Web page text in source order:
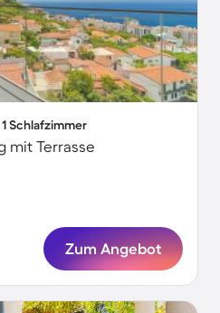
1 Schlafzimmer
mit Terrasse
Zum Angebot